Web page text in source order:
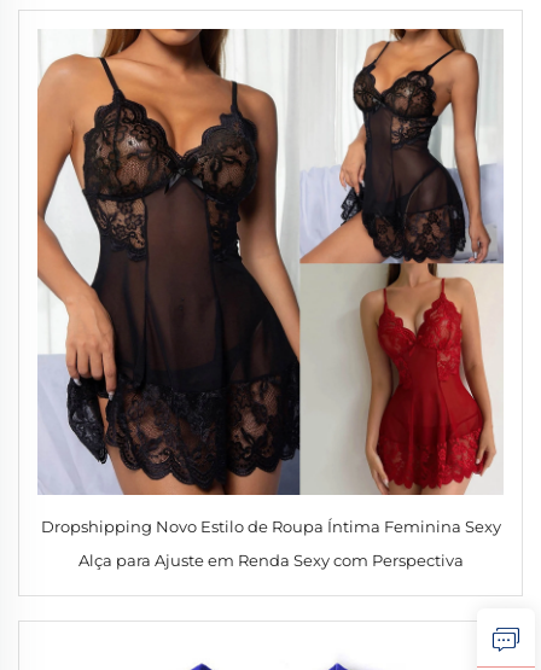
Dropshipping Novo Estilo de Roupa Íntima Feminina Sexy
Alça para Ajuste em Renda Sexy com Perspectiva